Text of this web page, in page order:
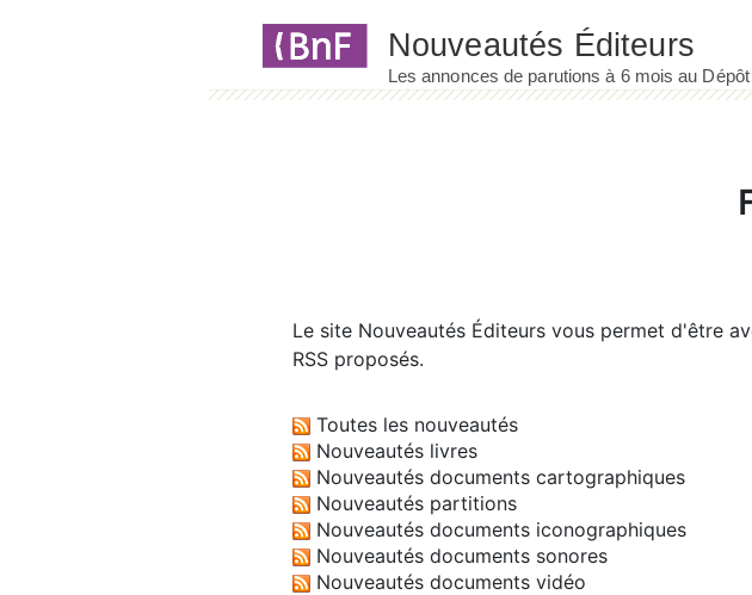
Le site Nouveautés Éditeurs vous permet d'être
RSS proposés.
Toutes les nouveautés
Nouveautés livres
Nouveautés documents cartographiques
Nouveautés partitions
Nouveautés documents iconographiques
Nouveautés documents sonores
Nouveautés documents vidéo